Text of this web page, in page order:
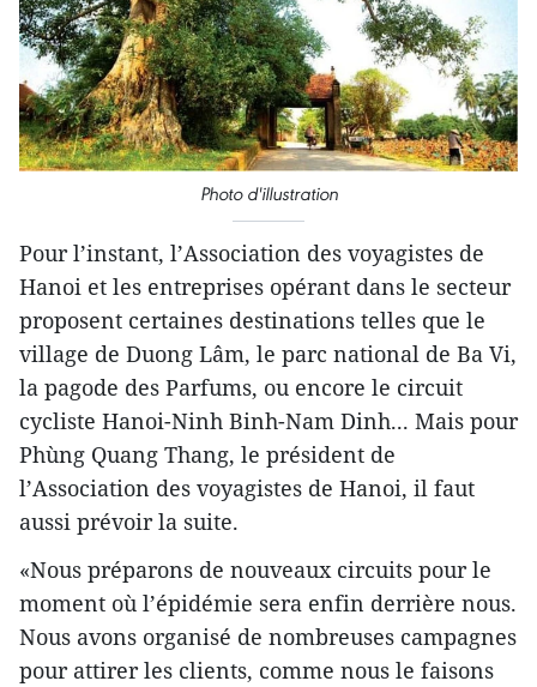
Photo d'illustration
Pour l’instant, l’Association des voyagistes de
Hanoi et les entreprises opérant dans le secteur
proposent certaines destinations telles que le
village de Duong Lâm, le parc national de Ba Vi,
la pagode des Parfums, ou encore le circuit
cycliste Hanoi-Ninh Binh-Nam Dinh... Mais pour
Phùng Quang Thang, le président de
l’Association des voyagistes de Hanoi, il faut
aussi prévoir la suite.
«Nous préparons de nouveaux circuits pour le
moment où l’épidémie sera enfin derrière nous.
Nous avons organisé de nombreuses campagnes
pour attirer les clients, comme nous le faisons